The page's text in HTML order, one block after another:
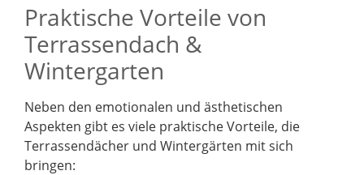
Praktische Vorteile von
Terrassendach &
Wintergarten
Neben den emotionalen und ästhetischen
Aspekten gibt es viele praktische Vorteile, die
Terrassendächer und Wintergärten mit sich
bringen: